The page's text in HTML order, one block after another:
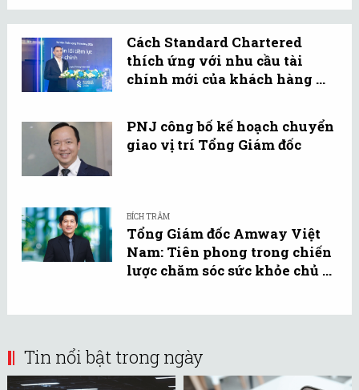
Cách Standard Chartered
thích ứng với nhu cầu tài
chính mới của khách hàng ...
PNJ công bố kế hoạch chuyển
giao vị trí Tổng Giám đốc
BÍCH TRÂM
Tổng Giám đốc Amway Việt
Nam: Tiên phong trong chiến
lược chăm sóc sức khỏe chủ ...
Tin nổi bật trong ngày